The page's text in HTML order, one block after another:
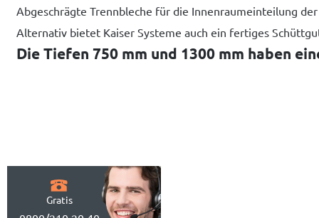
Abgeschrägte Trennbleche für die Innenraumeinteilung
Alternativ bietet Kaiser Systeme auch ein fertiges
Die Tiefen 750 mm und 1300 mm haben
Gratis